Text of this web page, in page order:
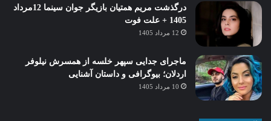
درگذشت مریم همتیان بازیگر جوان سینما 12مرداد
1405 + علت فوت
12 مرداد 1405
ماجرای جدایی سپهر خلسه از همسرش نیلوفر
اردلان؛ بیوگرافی و داستان آشنایی
10 مرداد 1405